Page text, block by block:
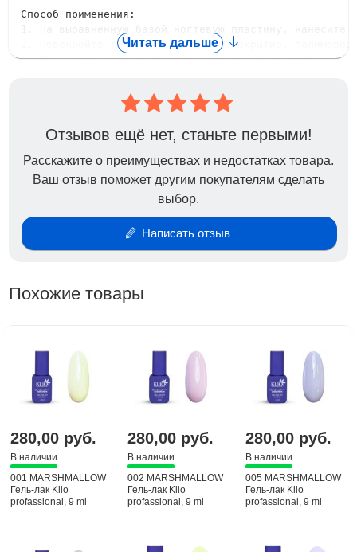
Способ применения:
2. Перекройте топом гель-лаковое покрытие,
3. При остаточной дисперсии удалите её средством
Читать дальше
Отзывов ещё нет, станьте первыми!
Расскажите о преимуществах и недостатках товара.
Ваш отзыв поможет другим покупателям сделать
выбор.
Написать отзыв
Похожие товары
280,00 руб.
В наличии
001 MARSHMALLOW
Гель-лак Klio
profassional, 9 ml
280,00 руб.
В наличии
002 MARSHMALLOW
Гель-лак Klio
profassional, 9 ml
280,00 руб.
В наличии
005 MARSHMALLOW
Гель-лак Klio
profassional, 9 ml